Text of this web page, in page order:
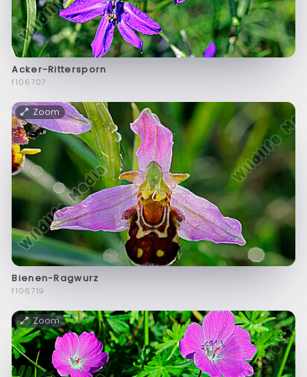
Acker-Rittersporn
f106707
Zoom
Bienen-Ragwurz
f106719
Zoom